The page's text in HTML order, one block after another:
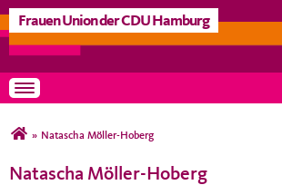
Frauen Union der CDU Hamburg
Toggle navigation
Sie sind hier
» Natascha Möller-Hoberg
Natascha Möller-Hoberg